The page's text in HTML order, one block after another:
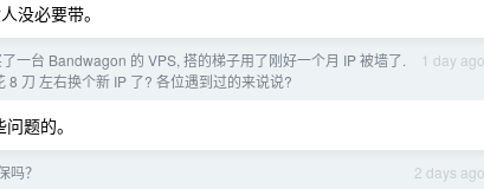
没必要带。
1 day ago
一台 Bandwagon 的 VPS, 搭的梯子用了刚好一个月 IP 被墙了.
刀 左右换个新 IP 了? 各位遇到过的来说说?
题的。
2 days ago
吗？